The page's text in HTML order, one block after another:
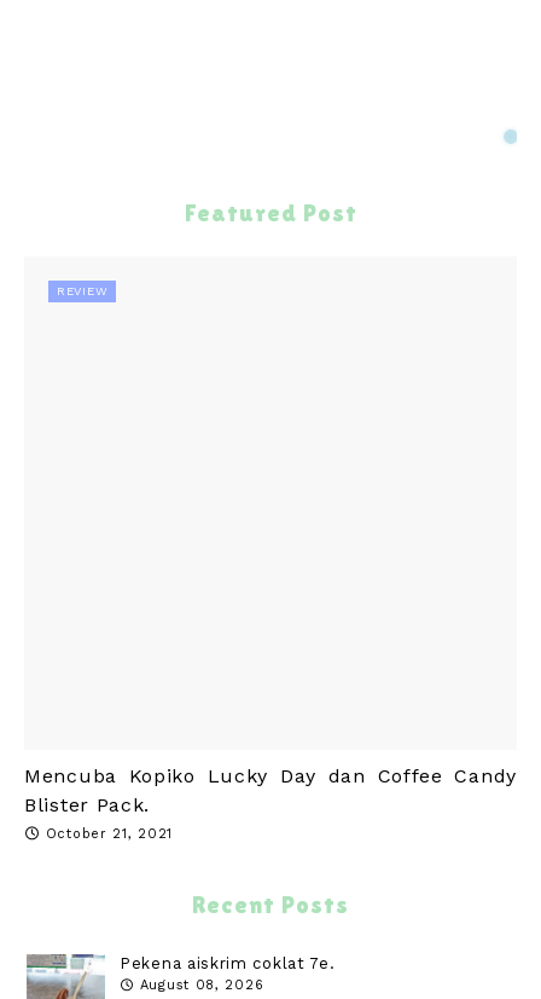
Featured Post
REVIEW
Mencuba Kopiko Lucky Day dan Coffee Candy
Blister Pack.
October 21, 2021
Recent Posts
Pekena aiskrim coklat 7e.
August 08, 2026